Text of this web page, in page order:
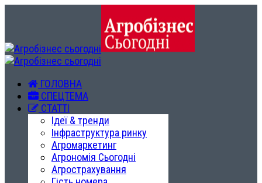
ГОЛОВНА
СПЕЦТЕМА
СТАТТІ
Ідеї & тренди
Інфраструктура ринку
Агромаркетинг
Агрономія Сьогодні
Агрострахування